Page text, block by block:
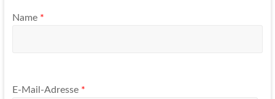
Name *
E-Mail-Adresse *